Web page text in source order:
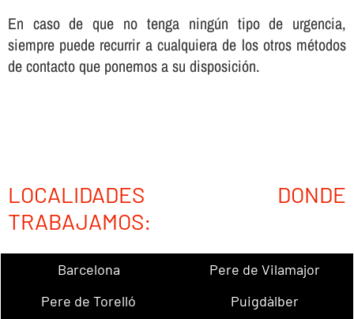
En caso de que no tenga ningún tipo de urgencia,
siempre puede recurrir a cualquiera de los otros métodos
de contacto que ponemos a su disposición.
LOCALIDADES DONDE
TRABAJAMOS:
Barcelona
Pere de Vilamajor
Pere de Torelló
Puigdàlber